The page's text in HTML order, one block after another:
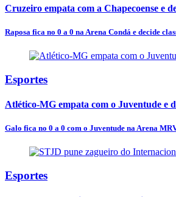
Cruzeiro empata com a Chapecoense e
Raposa fica no 0 a 0 na Arena Condá e decide
Esportes
Atlético-MG empata com o Juventude e
Galo fica no 0 a 0 com o Juventude na Arena
Esportes